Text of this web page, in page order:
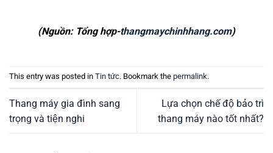
(Nguồn: Tổng hợp-thangmaychinhhang.com)
This entry was posted in Tin tức. Bookmark the permalink.
Thang máy gia đình sang
trọng và tiện nghi
Lựa chọn chế độ bảo trì
thang máy nào tốt nhất?